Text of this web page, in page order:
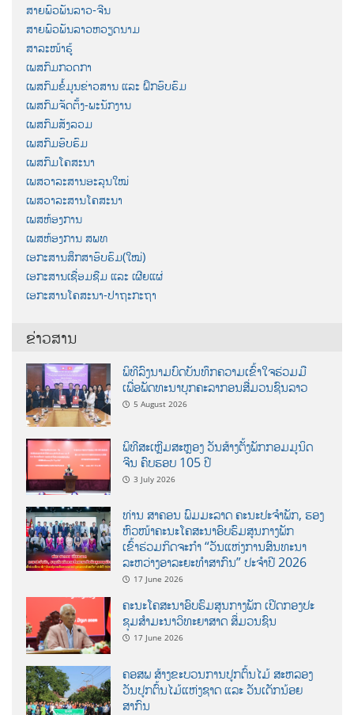
ສາຍພົວພັນລາວ-ຈີນ
ສາຍພົວພັນລາວຫວຽດນາມ
ສາລະໜ້າຮູ້
ເພສກົມກວດກາ
ເພສກົມຂໍ້ມູນຂ່າວສານ ແລະ ຝຶກອົບຮົມ
ເພສກົມຈັດຕັ້ງ-ພະນັກງານ
ເພສກົມສັງລວມ
ເພສກົມອົບຮົມ
ເພສກົມໂຄສະນາ
ເພສວາລະສານອະລຸນໃໝ່
ເພສວາລະສານໂຄສະນາ
ເພສຫ້ອງການ
ເພສຫ້ອງການ ສພທ
ເອກະສານສຶກສາອົບຮົມ(ໃໝ່)
ເອກະສານເຊື່ອມຊືມ ແລະ ເຜີຍແຜ່
ເອກະສານໂຄສະນາ-ປາຖະກະຖາ
ຂ່າວສານ
ພິທີລົງນາມບົດບັນທຶກຄວາມເຂົ້າໃຈຮ່ວມມື
ເພື່ອພັດທະນາບຸກຄະລາກອນສື່ມວນຊົນລາວ
5 August 2026
ພິທີສະເຫຼີມສະຫຼອງ ວັນສ້າງຕັ້ງພັກກອມມູນິດ
ຈີນ ຄົບຮອບ 105 ປີ
3 July 2026
ທ່ານ ສາຄອນ ພົມມະລາດ ຄະນະປະຈໍາພັກ, ຮອງ
ຫົວໜ້າຄະນະໂຄສະນາອົບຮົມສູນກາງພັກ
ເຂົ້າຮ່ວມກິດຈະກຳ “ວັນແຫ່ງການສົນທະນາ
ລະຫວ່າງອາລະຍະທຳສາກົນ” ປະຈຳປີ 2026
17 June 2026
ຄະນະໂຄສະນາອົບຮົມສູນກາງພັກ ເປີດກອງປະ
ຊຸມສຳມະນາວິທະຍາສາດ ສຶ່ມວນຊົນ
17 June 2026
ຄອສພ ສ້າງຂະບວນການປູກຕົ້ນໄມ້ ສະຫລອງ
ວັນປູກຕົ້ນໄມ້ແຫ່ງຊາດ ແລະ ວັນເດັກນ້ອຍ
ສາກົນ